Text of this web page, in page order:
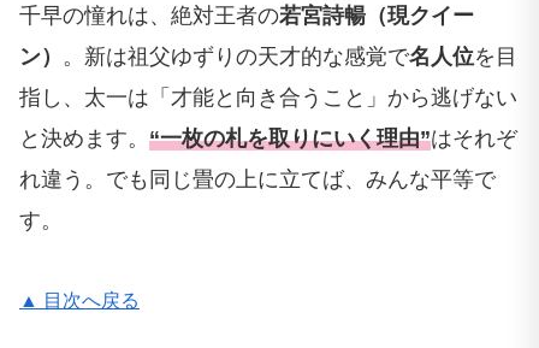
千早の憧れは、絶対王者の若宮詩暢（現クイー
ン） 。新は祖父ゆずりの天才的な感覚で名人位を目
指し、太一は「才能と向き合うこと」から逃げない
と決めます。 “一枚の札を取りにいく理由”はそれぞ
れ違う。でも同じ畳の上に立てば、みんな平等で
す。
▲ 目次へ戻る